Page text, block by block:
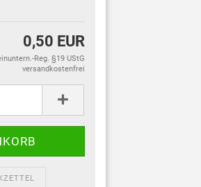
0,50 EUR
Reg. §19 UStG
versandkostenfrei